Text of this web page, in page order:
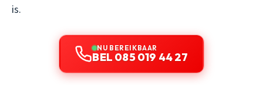
is.
NU BEREIKBAAR
BEL 085 019 44 27